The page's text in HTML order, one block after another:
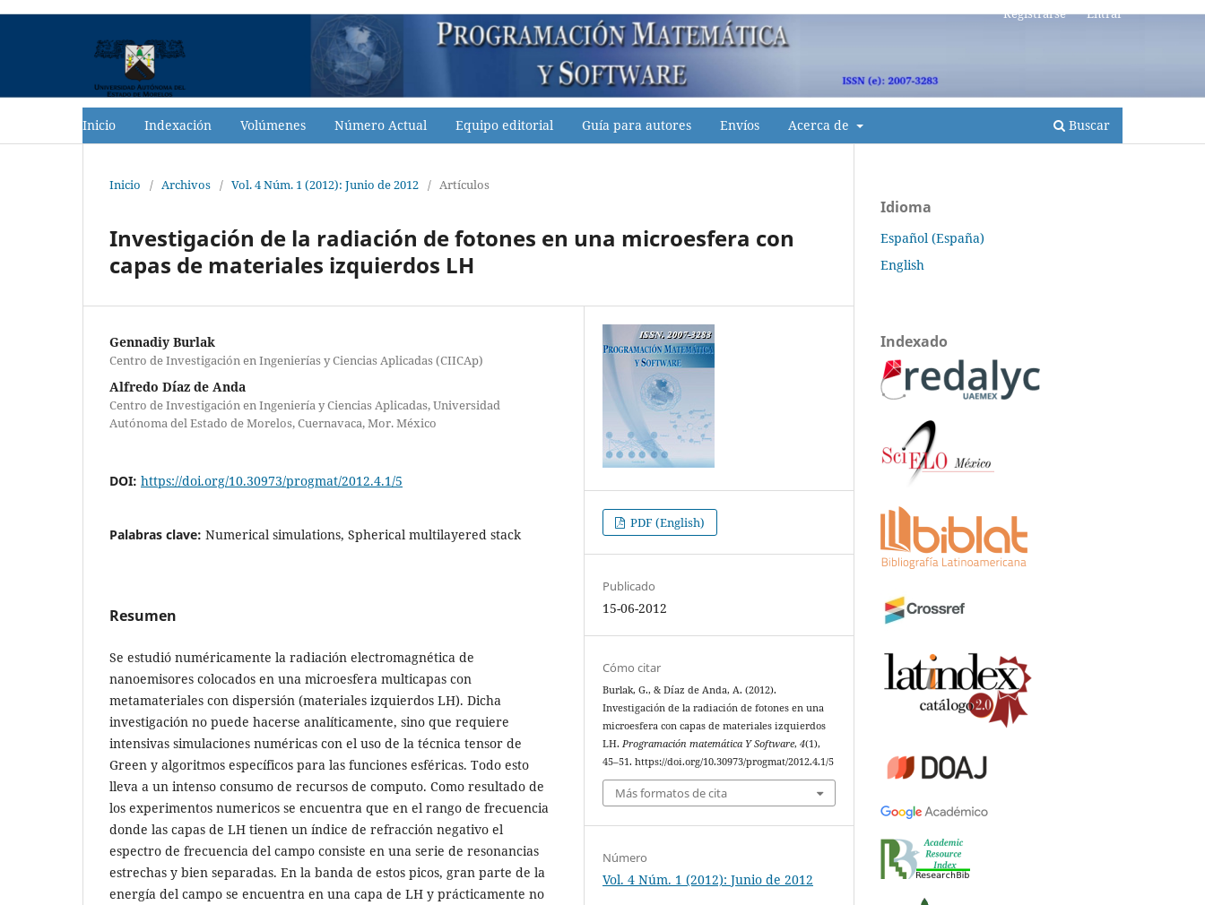
Inicio Indexación Volúmenes Número Actual Equipo editorial Guía para autores Envíos Acerca de Buscar
Registrarse Entrar
Inicio / Archivos / Vol. 4 Núm. 1 (2012): Junio de 2012 / Artículos
Investigación de la radiación de fotones en una microesfera con
capas de materiales izquierdos LH
Gennadiy Burlak
Centro de Investigación en Ingenierías y Ciencias Aplicadas (CIICAp)
Alfredo Díaz de Anda
Centro de Investigación en Ingeniería y Ciencias Aplicadas, Universidad
Autónoma del Estado de Morelos, Cuernavaca, Mor. México
DOI: https://doi.org/10.30973/progmat/2012.4.1/5
Palabras clave: Numerical simulations, Spherical multilayered stack
Resumen
Se estudió numéricamente la radiación electromagnética de
nanoemisores colocados en una microesfera multicapas con
metamateriales con dispersión (materiales izquierdos LH). Dicha
investigación no puede hacerse analíticamente, sino que requiere
intensivas simulaciones numéricas con el uso de la técnica tensor de
Green y algoritmos específicos para las funciones esféricas. Todo esto
lleva a un intenso consumo de recursos de computo. Como resultado de
los experimentos numericos se encuentra que en el rango de frecuencia
donde las capas de LH tienen un índice de refracción negativo el
espectro de frecuencia del campo consiste en una serie de resonancias
estrechas y bien separadas. En la banda de estos picos, gran parte de la
energía del campo se encuentra en una capa de LH y prácticamente no
PDF (English)
Publicado
15-06-2012
Cómo citar
Burlak, G., & Díaz de Anda, A. (2012).
Investigación de la radiación de fotones en una
microesfera con capas de materiales izquierdos
LH.Programación matemática Y Software,4(1),
45–51. https://doi.org/10.30973/progmat/2012.4.1/5
Más formatos de cita
Número
Vol. 4 Núm. 1 (2012): Junio de 2012
Idioma
Español (España)
English
Indexado